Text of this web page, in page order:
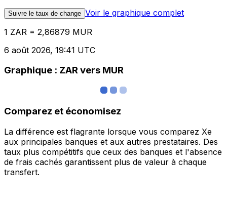
Suivre le taux de change Voir le graphique complet
1 ZAR = 2,86879 MUR
6 août 2026, 19:41 UTC
Graphique : ZAR vers MUR
Comparez et économisez
La différence est flagrante lorsque vous comparez Xe
aux principales banques et aux autres prestataires. Des
taux plus compétitifs que ceux des banques et l'absence
de frais cachés garantissent plus de valeur à chaque
transfert.